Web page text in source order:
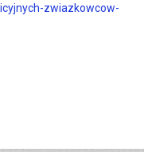
zwiazkowcow-